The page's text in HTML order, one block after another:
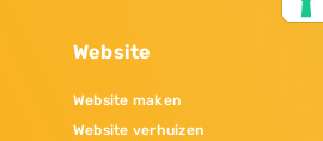
Website
Website maken
Website verhuizen